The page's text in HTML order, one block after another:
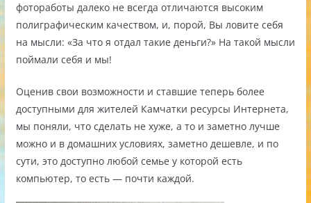
фотоработы далеко не всегда отличаются высоким
полиграфическим качеством, и, порой, Вы ловите себя
на мысли: «За что я отдал такие деньги?» На такой мысли
поймали себя и мы!
Оценив свои возможности и ставшие теперь более
доступными для жителей Камчатки ресурсы Интернета,
мы поняли, что сделать не хуже, а то и заметно лучше
можно и в домашних условиях, заметно дешевле, и по
сути, это доступно любой семье у которой есть
компьютер, то есть — почти каждой.